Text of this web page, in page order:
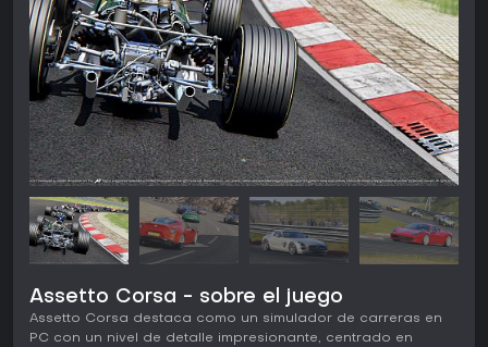
Assetto Corsa - sobre el juego
Assetto Corsa destaca como un simulador de carreras en
PC con un nivel de detalle impresionante, centrado en